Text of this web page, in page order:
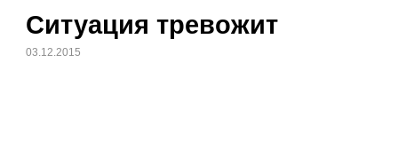
Ситуация тревожит
03.12.2015